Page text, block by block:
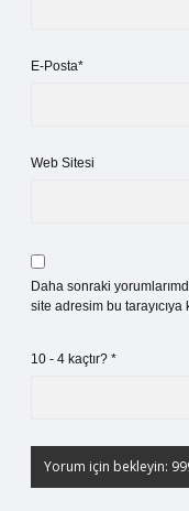
E-Posta*
Web Sitesi
Daha sonraki
site adresim bu
10 - 4 kaçtır? *